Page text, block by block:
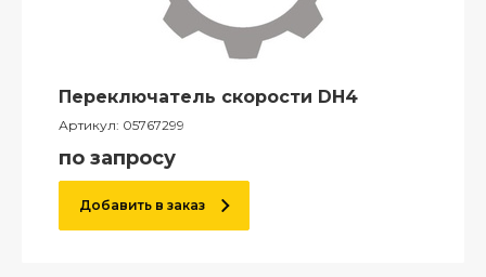
Переключатель скорости DH4
Артикул: 05767299
по запросу
Добавить в заказ